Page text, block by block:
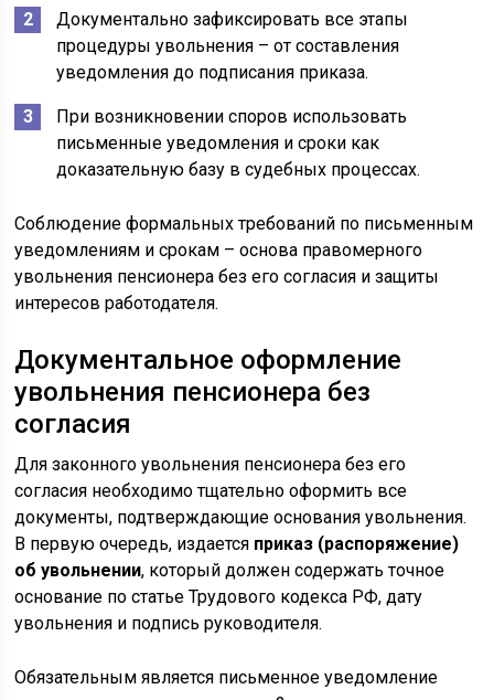
Документально зафиксировать все этапы
процедуры увольнения – от составления
уведомления до подписания приказа.
При возникновении споров использовать
письменные уведомления и сроки как
доказательную базу в судебных процессах.
Соблюдение формальных требований по письменным
уведомлениям и срокам – основа правомерного
увольнения пенсионера без его согласия и защиты
интересов работодателя.
Документальное оформление
увольнения пенсионера без
согласия
Для законного увольнения пенсионера без его
согласия необходимо тщательно оформить все
документы, подтверждающие основания увольнения.
В первую очередь, издается приказ (распоряжение)
об увольнении, который должен содержать точное
основание по статье Трудового кодекса РФ, дату
увольнения и подпись руководителя.
Обязательным является письменное уведомление